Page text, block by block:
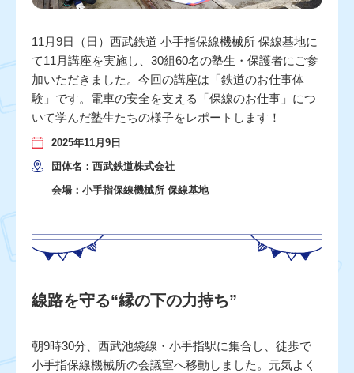
11月9日（日）西武鉄道 小手指保線機械所 保線基地に
て11月講座を実施し、30組60名の塾生・保護者にご参
加いただきました。今回の講座は「鉄道のお仕事体
験」です。電車の安全を支える「保線のお仕事」につ
いて学んだ塾生たちの様子をレポートします！
2025年11月9日
団体名：西武鉄道株式会社
会場：小手指保線機械所 保線基地
線路を守る“縁の下の力持ち”
朝9時30分、西武池袋線・小手指駅に集合し、徒歩で
小手指保線機械所の会議室へ移動しました。元気よく